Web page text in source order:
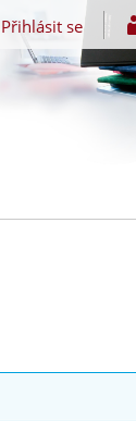
Přihlásit se